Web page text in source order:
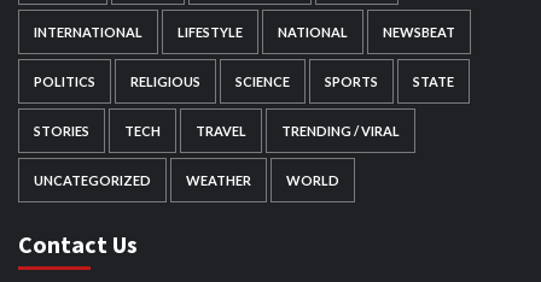
INTERNATIONAL LIFESTYLE NATIONAL NEWSBEAT
POLITICS RELIGIOUS SCIENCE SPORTS STATE
STORIES TECH TRAVEL TRENDING / VIRAL
UNCATEGORIZED WEATHER WORLD
Contact Us